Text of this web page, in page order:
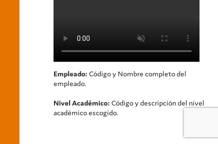
Empleado: Código y Nombre completo del
empleado.
Nivel Académico: Código y descripción del nivel
académico escogido.